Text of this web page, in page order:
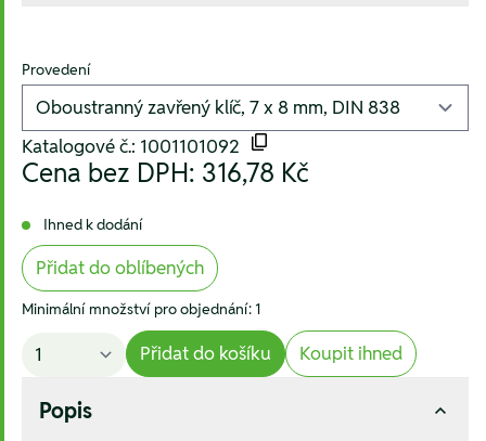
Provedení
Katalogové č.: 1001101092
Cena bez DPH: 316,78 Kč
Ihned k dodání
Přidat do oblíbených
Minimální množství pro objednání: 1
Přidat do košíku Koupit ihned
Popis